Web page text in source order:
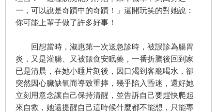
一，可以說是奇蹟中的奇蹟！」還開玩笑的對她說：
你可能上輩子做了許多好事！
回想當時，淑惠第一次送急診時，被誤診為腸胃
炎，又是灌腸、又被餵食安眠藥，一番折騰後回到家
已是清晨，在她小睡片刻後，因口渴到客廳喝水，卻
突然因心臟缺氧而導致重摔，幾乎陷入昏迷，還好她
立刻用意念讓自己保持清醒，並告訴自己要趕快爬起
來自救，她還提醒自己這時候什麼都不能想，只能專